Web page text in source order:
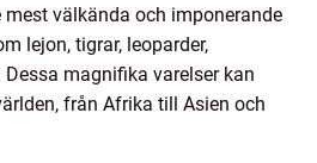
mest välkända och imponerande
lejon, tigrar, leoparder,
magnifika varelser kan
från Afrika till Asien och